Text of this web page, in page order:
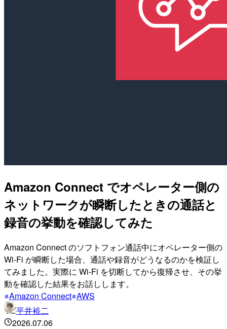
Amazon Connect でオペレーター側の
ネットワークが瞬断したときの通話と
録音の挙動を確認してみた
Amazon Connect のソフトフォン通話中にオペレーター側の
Wi-Fi が瞬断した場合、通話や録音がどうなるのかを検証し
てみました。実際に Wi-Fi を切断してから復帰させ、その挙
動を確認した結果をお話しします。
Amazon Connect AWS
平井裕二
2026.07.06